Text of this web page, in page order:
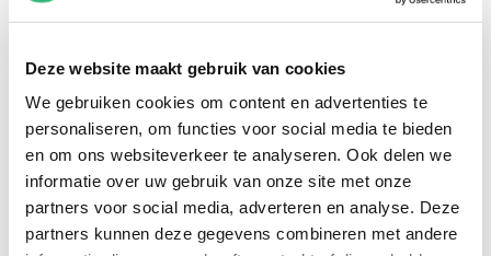
Deze website maakt gebruik van cookies
We gebruiken cookies om content en advertenties te
personaliseren, om functies voor social media te bieden
en om ons websiteverkeer te analyseren. Ook delen we
informatie over uw gebruik van onze site met onze
partners voor social media, adverteren en analyse. Deze
partners kunnen deze gegevens combineren met andere
keuzes maken.
Passende adviezen van hoge
kwaliteit